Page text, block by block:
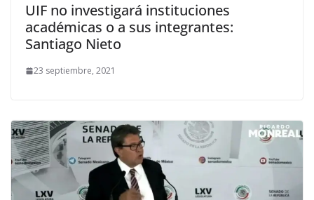
UIF no investigará instituciones
académicas o a sus integrantes:
Santiago Nieto
23 septiembre, 2021